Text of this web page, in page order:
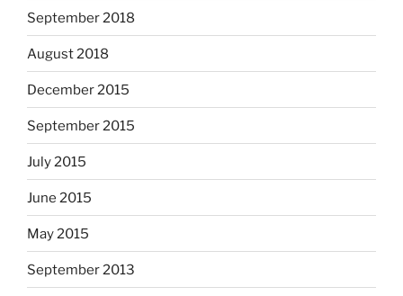
September 2018
August 2018
December 2015
September 2015
July 2015
June 2015
May 2015
September 2013